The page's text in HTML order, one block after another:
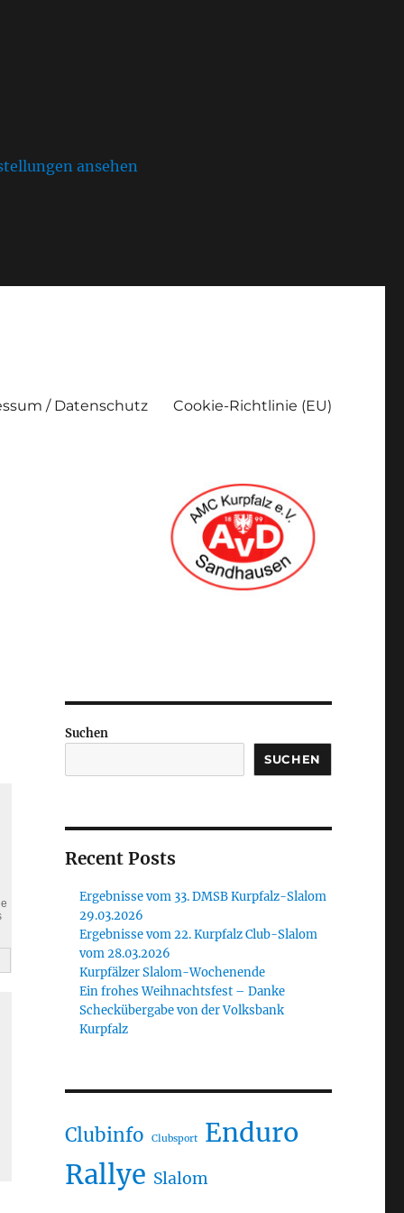
ansehen
/ Datenschutz Cookie-Richtlinie (EU)
Suchen
SUCHEN
Recent Posts
Ergebnisse vom 33. DMSB Kurpfalz-Slalom
29.03.2026
Ergebnisse vom 22. Kurpfalz Club-Slalom
vom 28.03.2026
Kurpfälzer Slalom-Wochenende
Ein frohes Weihnachtsfest – Danke
Scheckübergabe von der Volksbank
Kurpfalz
Clubinfo Clubsport Enduro
Rallye Slalom